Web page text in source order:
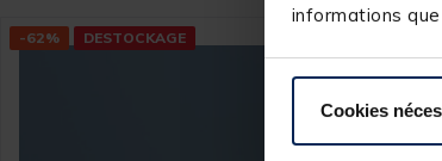
informations
Cookies
-62% DESTOCKAGE